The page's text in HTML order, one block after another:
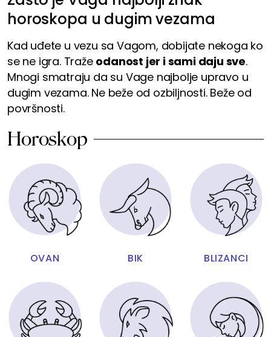
horoskopa u dugim vezama
Kad uđete u vezu sa Vagom, dobijate nekoga ko
se ne igra. Traže odanost jer i sami daju sve.
Mnogi smatraju da su Vage najbolje upravo u
dugim vezama. Ne beže od ozbiljnosti. Beže od
površnosti.
Horoskop
OVAN BIK BLIZANCI